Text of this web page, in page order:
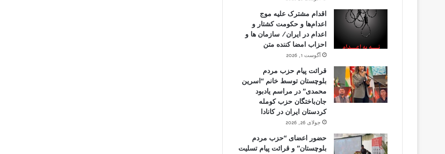
اقدام مشترک علیه موج
اعدام‌ها و حکومت کشتار و
اعدام در ایران/ سازمان ها و
احزاب امضا کننده متن
آگوست 1, 2026
قرائت پیام حزب مردم
بلوچستان توسط خانم “اسرین
محمدی” در مراسم یادبود
جان‌باختگان حزب کومله
کردستان ایران در کانادا
جولای 26, 2026
حضور اعضای “حزب مردم
بلوچستان” و قرائت پیام تسلیت